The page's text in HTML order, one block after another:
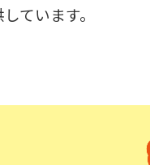
ています。